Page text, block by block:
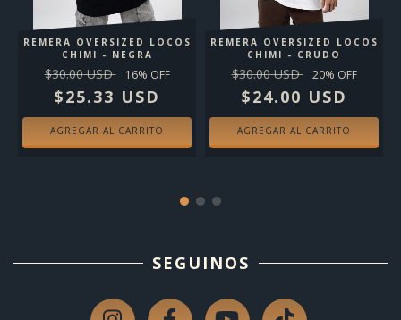
REMERA OVERSIZED LOCOS
CHIMI - NEGRA
$30.00 USD 16% OFF
$25.33 USD
AGREGAR AL CARRITO
REMERA OVERSIZED LOCOS
CHIMI - CRUDO
$30.00 USD 20% OFF
$24.00 USD
AGREGAR AL CARRITO
SEGUINOS